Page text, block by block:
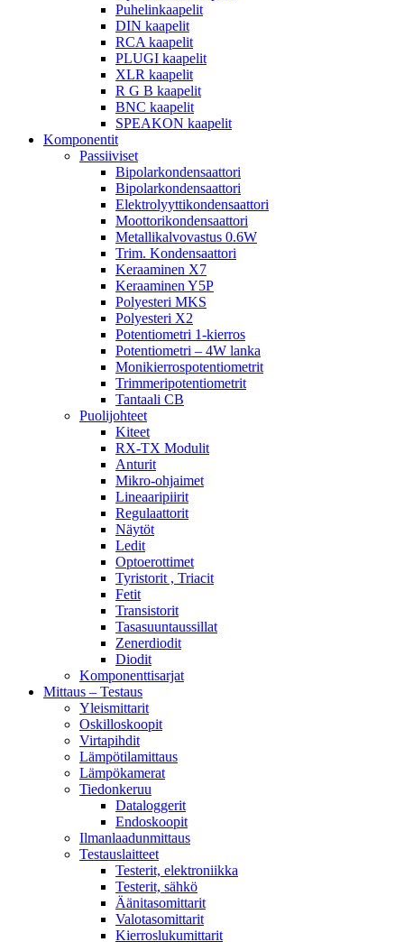
Puhelinkaapelit
DIN kaapelit
RCA kaapelit
PLUGI kaapelit
XLR kaapelit
R G B kaapelit
BNC kaapelit
SPEAKON kaapelit
Komponentit
Passiiviset
Bipolarkondensaattori
Bipolarkondensaattori
Elektrolyyttikondensaattori
Moottorikondensaattori
Metallikalvovastus 0.6W
Trim. Kondensaattori
Keraaminen X7
Keraaminen Y5P
Polyesteri MKS
Polyesteri X2
Potentiometri 1-kierros
Potentiometri – 4W lanka
Monikierrospotentiometrit
Trimmeripotentiometrit
Tantaali CB
Puolijohteet
Kiteet
RX-TX Modulit
Anturit
Mikro-ohjaimet
Lineaaripiirit
Regulaattorit
Näytöt
Ledit
Optoerottimet
Tyristorit , Triacit
Fetit
Transistorit
Tasasuuntaussillat
Zenerdiodit
Diodit
Komponenttisarjat
Mittaus – Testaus
Yleismittarit
Oskilloskoopit
Virtapihdit
Lämpötilamittaus
Lämpökamerat
Tiedonkeruu
Dataloggerit
Endoskoopit
Ilmanlaadunmittaus
Testauslaitteet
Testerit, elektroniikka
Testerit, sähkö
Äänitasomittarit
Valotasomittarit
Kierroslukumittarit